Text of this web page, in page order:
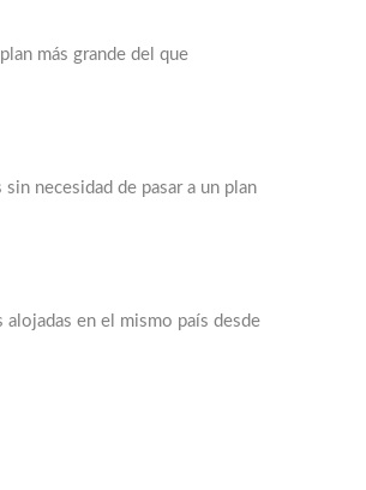
más grande del que
necesidad de pasar a un plan
alojadas en el mismo país desde